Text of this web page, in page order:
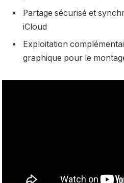
Partage sécurisé et
iCloud
Exploitation
graphique pour le